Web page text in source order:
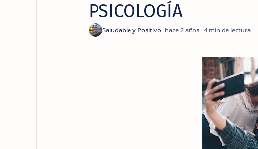
PSICOLOGÍA
hace 2 años 4